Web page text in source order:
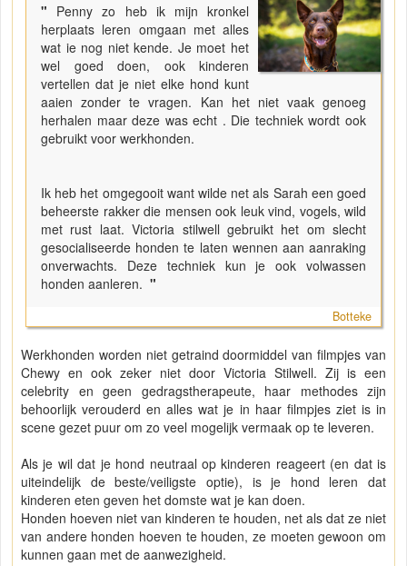
" Penny zo heb ik mijn kronkel
herplaats leren omgaan met alles
wat ie nog niet kende. Je moet het
wel goed doen, ook kinderen
vertellen dat je niet elke hond kunt
aaien zonder te vragen. Kan het niet vaak genoeg
herhalen maar deze was echt . Die techniek wordt ook
gebruikt voor werkhonden.
Ik heb het omgegooit want wilde net als Sarah een goed
beheerste rakker die mensen ook leuk vind, vogels, wild
met rust laat. Victoria stilwell gebruikt het om slecht
gesocialiseerde honden te laten wennen aan aanraking
onverwachts. Deze techniek kun je ook volwassen
honden aanleren. "
Botteke
Werkhonden worden niet getraind doormiddel van filmpjes van
Chewy en ook zeker niet door Victoria Stilwell. Zij is een
celebrity en geen gedragstherapeute, haar methodes zijn
behoorlijk verouderd en alles wat je in haar filmpjes ziet is in
scene gezet puur om zo veel mogelijk vermaak op te leveren.
Als je wil dat je hond neutraal op kinderen reageert (en dat is
uiteindelijk de beste/veiligste optie), is je hond leren dat
kinderen eten geven het domste wat je kan doen.
Honden hoeven niet van kinderen te houden, net als dat ze niet
van andere honden hoeven te houden, ze moeten gewoon om
kunnen gaan met de aanwezigheid.